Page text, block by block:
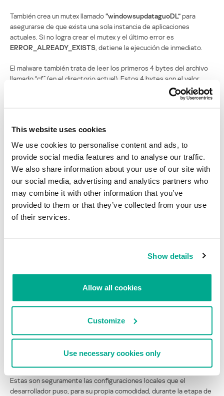
This website uses cookies
We use cookies to personalise content and ads, to
provide social media features and to analyse our traffic.
We also share information about your use of our site with
our social media, advertising and analytics partners who
may combine it with other information that you’ve
provided to them or that they’ve collected from your use
of their services.
Show details
Allow all cookies
Customize
Use necessary cookies only
También crea un mutex llamado“windowsupdataguoDL”para
asegurarse de que exista una sola instancia de aplicaciones
actuales. Si no logra crear el mutex y el último error es
ERROR_ALREADY_EXISTS , detiene la ejecución de inmediato.
El malware también trata de leer los primeros 4 bytes del archivo
llamado “cf” (en el directorio actual). Estos 4 bytes son el valor
DWORD de la demora entre los intentos para conectarse con el
del malware usando un simple portal XOR (con posición y valor
0x44) y comienza un nuevo hilo de comunicación con el C&C.
El malware consigue las preferencias de usuario actuales de la
llave de registro
“HKCUSOFTWAREMicrosoftWindowsCurrentVersionInternet
Settings”usando valoresProxyEnable, User Agent, ProxyServer
También trata de traer las últimas preferencias del proxy desde las
configuraciones de Firefox haciendo un análisis sintáctico del
network.proxy.http_port
proxy están integradas en el malware:
Proxy port:3128
127.0.0.1
Estas son seguramente las configuraciones locales que el
desarrollador puso, para su propia comodidad, durante la etapa de